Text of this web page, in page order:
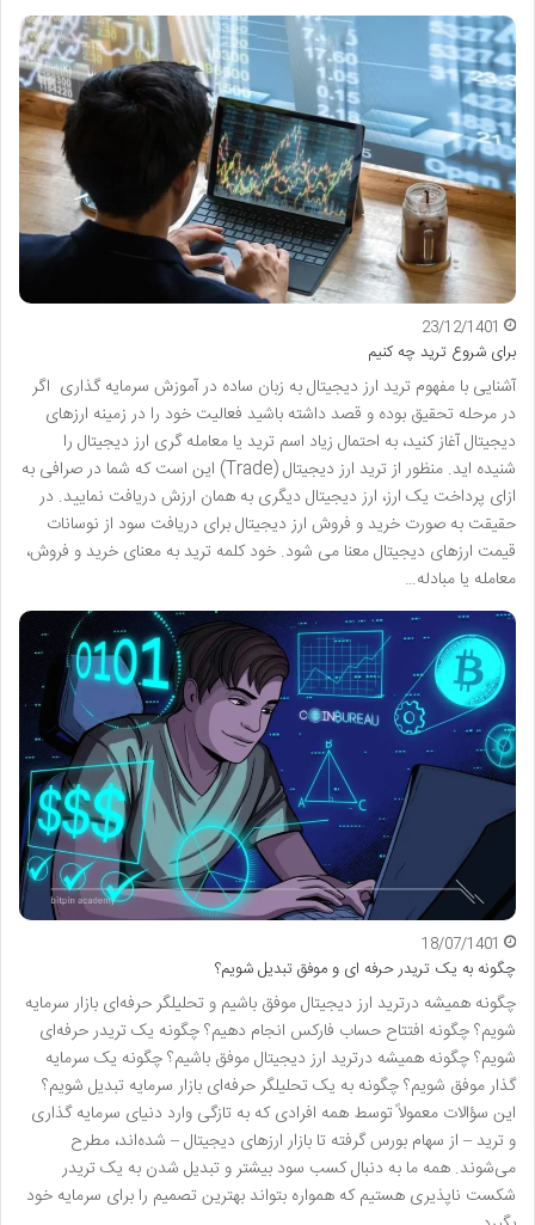
23/12/1401
برای شروع ترید چه کنیم
آشنایی با مفهوم ترید ارز دیجیتال به زبان ساده در آموزش سرمایه گذاری اگر
در مرحله تحقیق بوده و قصد داشته باشید فعالیت خود را در زمینه ارزهای
دیجیتال آغاز کنید، به احتمال زیاد اسم ترید یا معامله گری ارز دیجیتال را
شنیده اید. منظور از ترید ارز دیجیتال (Trade) این است که شما در صرافی به
ازای پرداخت یک ارز، ارز دیجیتال دیگری به همان ارزش دریافت نمایید. در
حقیقت به صورت خرید و فروش ارز دیجیتال برای دریافت سود از نوسانات
قیمت ارزهای دیجیتال معنا می شود. خود کلمه ترید به معنای خرید و فروش،
معامله یا مبادله…
18/07/1401
چگونه به یک تریدر حرفه ای و موفق تبدیل شویم؟
چگونه همیشه درترید ارز دیجیتال موفق باشیم و تحلیلگر حرفه‌ای بازار سرمایه
شویم؟ چگونه افتتاح حساب فارکس انجام دهیم؟ چگونه یک تریدر حرفه‌ای
شویم؟ چگونه همیشه درترید ارز دیجیتال موفق باشیم؟ چگونه یک سرمایه
گذار موفق شویم؟ چگونه به یک تحلیلگر حرفه‌ای بازار سرمایه تبدیل شویم؟
این سؤالات معمولاً توسط همه افرادی که به تازگی وارد دنیای سرمایه گذاری
و ترید – از سهام بورس گرفته تا بازار ارزهای دیجیتال – شده‌اند، مطرح
می‌شوند. همه ما به دنبال کسب سود بیشتر و تبدیل شدن به یک تریدر
شکست ناپذیری هستیم که همواره بتواند بهترین تصمیم را برای سرمایه خود